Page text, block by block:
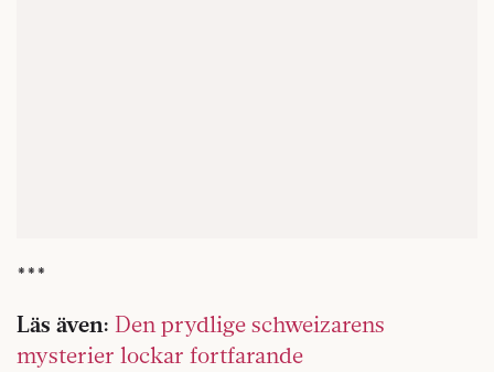
***
Läs även: Den prydlige schweizarens
mysterier lockar fortfarande